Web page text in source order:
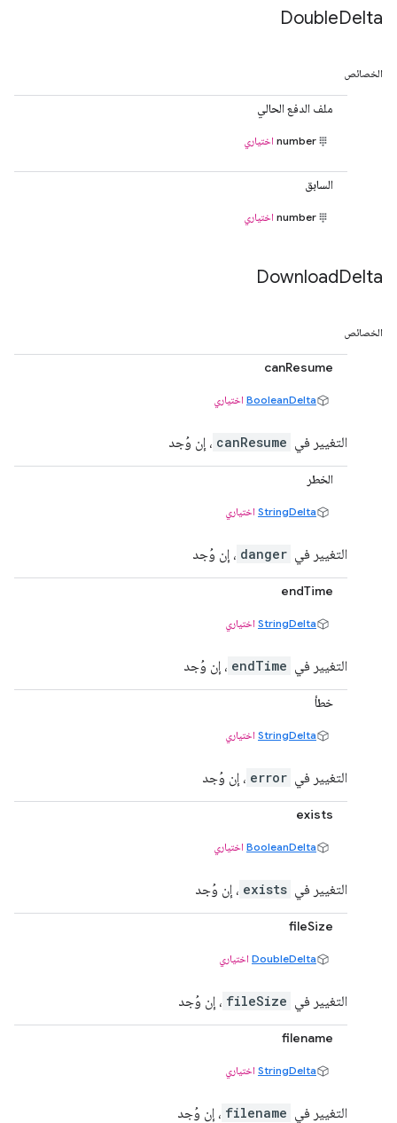
DoubleDelta
الخصائص
ملف الدفع الحالي
number اختياري
السابق
number اختياري
DownloadDelta
الخصائص
canResume
BooleanDelta اختياري
التغيير في canResume ، إن وُجد
الخطر
StringDelta اختياري
التغيير في danger ، إن وُجد
endTime
StringDelta اختياري
التغيير في endTime ، إن وُجد
خطأ
StringDelta اختياري
التغيير في error ، إن وُجد
exists
BooleanDelta اختياري
التغيير في exists ، إن وُجد
fileSize
DoubleDelta اختياري
التغيير في fileSize ، إن وُجد
filename
StringDelta اختياري
التغيير في filename ، إن وُجد